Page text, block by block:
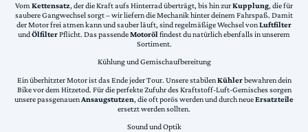
VomKettensatz, der die Kraft aufs Hinterrad überträgt, bis hin zurKupplung, die für
saubere Gangwechsel sorgt – wir liefern die Mechanik hinter deinem Fahrspaß. Damit
der Motor frei atmen kann und sauber läuft, sind regelmäßige Wechsel vonLuftfilter
undÖlfilterPflicht. Das passendeMotorölfindest du natürlich ebenfalls in unserem
Sortiment.
Kühlung und Gemischaufbereitung
Ein überhitzter Motor ist das Ende jeder Tour. Unsere stabilenKühlerbewahren dein
Bike vor dem Hitzetod. Für die perfekte Zufuhr des Kraftstoff-Luft-Gemisches sorgen
unsere passgenauenAnsaugstutzen, die oft porös werden und durch neueErsatzteile
ersetzt werden sollten.
Sound und Optik